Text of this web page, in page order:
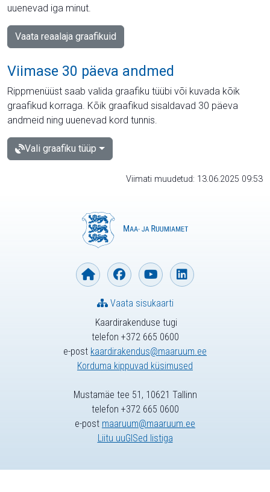
uuenevad iga minut.
Vaata reaalaja graafikuid
Viimase 30 päeva andmed
Rippmenüüst saab valida graafiku tüübi või kuvada kõik
graafikud korraga. Kõik graafikud sisaldavad 30 päeva
andmeid ning uuenevad kord tunnis.
Vali graafiku tüüp
Viimati muudetud: 13.06.2025 09:53
Kaardirakenduse tugi
telefon +372 665 0600
e-post kaardirakendus@maaruum.ee
Korduma kippuvad küsimused
Vaata sisukaarti
Mustamäe tee 51, 10621 Tallinn
telefon +372 665 0600
e-post maaruum@maaruum.ee
Liitu uuGISed listiga